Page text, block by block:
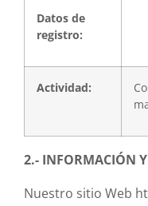
Datos de
registro:
Actividad:
2.- INFORMACIÓN
Nuestro sitio Web